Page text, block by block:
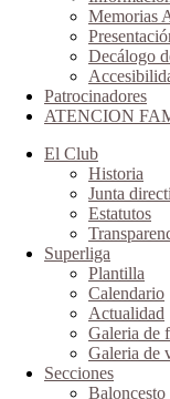
Memorias
Decálogo
Patrocinadores
ATENCION
El Club
Historia
Junta
Estatutos
Superliga
Plantilla
Calendario
Actualidad
Galeria de
Galeria de
Secciones
Baloncesto